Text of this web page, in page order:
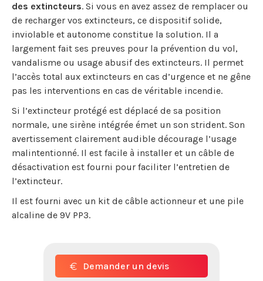
des extincteurs. Si vous en avez assez de remplacer ou
de recharger vos extincteurs, ce dispositif solide,
inviolable et autonome constitue la solution. Il a
largement fait ses preuves pour la prévention du vol,
vandalisme ou usage abusif des extincteurs. Il permet
l’accès total aux extincteurs en cas d’urgence et ne gêne
pas les interventions en cas de véritable incendie.
Si l’extincteur protégé est déplacé de sa position
normale, une sirène intégrée émet un son strident. Son
avertissement clairement audible décourage l’usage
malintentionné. Il est facile à installer et un câble de
désactivation est fourni pour faciliter l’entretien de
l’extincteur.
Il est fourni avec un kit de câble actionneur et une pile
alcaline de 9V PP3.
Demander un devis